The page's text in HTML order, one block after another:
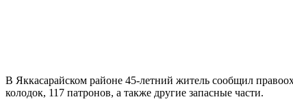
В Яккасарайском районе 45-летний житель сообщил
колодок, 117 патронов, а также другие запасные части.